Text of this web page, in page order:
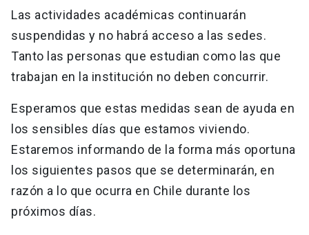
Las actividades académicas continuarán
suspendidas y no habrá acceso a las sedes.
Tanto las personas que estudian como las que
trabajan en la institución no deben concurrir.
Esperamos que estas medidas sean de ayuda en
los sensibles días que estamos viviendo.
Estaremos informando de la forma más oportuna
los siguientes pasos que se determinarán, en
razón a lo que ocurra en Chile durante los
próximos días.